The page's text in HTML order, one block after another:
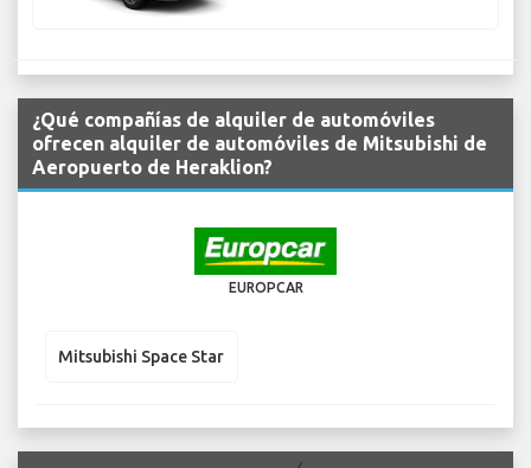
¿Qué compañías de alquiler de automóviles
ofrecen alquiler de automóviles de Mitsubishi de
Aeropuerto de Heraklion?
EUROPCAR
Mitsubishi Space Star